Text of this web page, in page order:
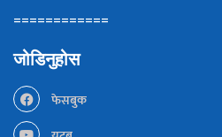
============
जोडिनुहोस
फेसबुक